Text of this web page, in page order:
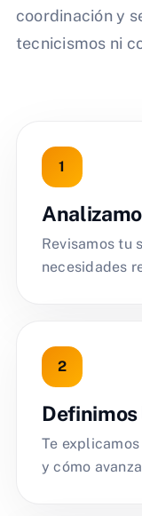
coordinación y
tecnicismos ni
Revisamos tu
necesidades
Te
y cómo